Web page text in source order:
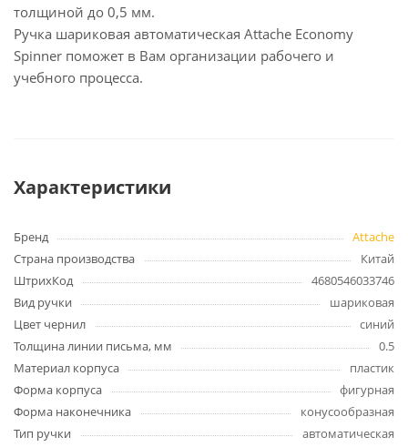
толщиной до 0,5 мм.
Ручка шариковая автоматическая Attache Economy
Spinner поможет в Вам организации рабочего и
учебного процесса.
Характеристики
Бренд
Attache
Страна производства
Китай
ШтрихКод
4680546033746
Вид ручки
шариковая
Цвет чернил
синий
Толщина линии письма, мм
0.5
Материал корпуса
пластик
Форма корпуса
фигурная
Форма наконечника
конусообразная
Тип ручки
автоматическая